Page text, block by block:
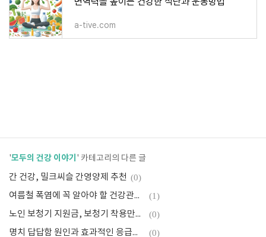
a-tive.com
'모두의 건강 이야기 ' 카테고리의 다른 글
간 건강, 밀크씨슬 간영양제 추천 (0)
여름철 폭염에 꼭 알아야 할 건강관리 비법: 열탈진 예방부터 수분 섭취까지 (1)
노인 보청기 지원금, 보청기 착용만으로 치매 발병 위험 감소 (0)
명치 답답함 원인과 효과적인 응급처치 방법 총정리 (0)